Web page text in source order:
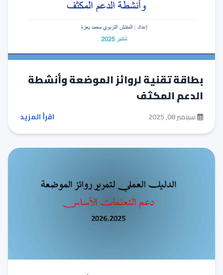
بطاقة تقنية لروائز الموضعة وأنشطة
الدعم المكثف
سبتمبر 08, 2025 اقرأ المزيد